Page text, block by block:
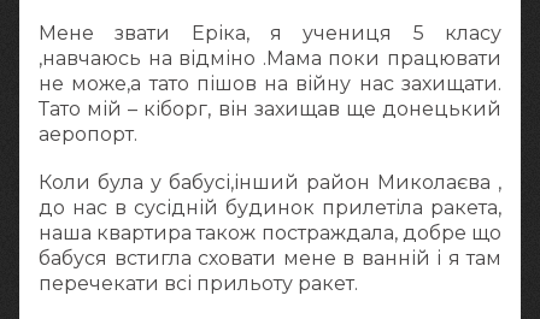
Мене звати Еріка, я учениця 5 класу
,навчаюсь на відміно .Мама поки працювати
не може,а тато пішов на війну нас захищати.
Тато мій – кіборг, він захищав ще донецький
аеропорт.
Коли була у бабусі,інший район Миколаєва ,
до нас в сусідній будинок прилетіла ракета,
наша квартира також постраждала, добре що
бабуся встигла сховати мене в ванній і я там
перечекати всі прильоту ракет.